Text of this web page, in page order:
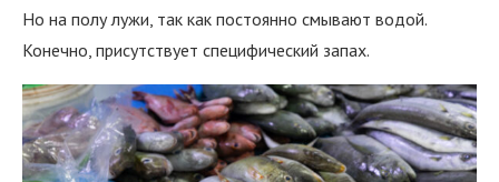
Но на полу лужи, так как постоянно смывают водой.
Конечно, присутствует специфический запах.